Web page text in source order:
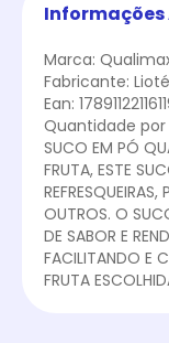
Marca:
Fabricante:
Ean:
Quantidade por
SUCO EM PÓ
FRUTA, ESTE
OUTROS. O
DE SABOR E
FACILITANDO E
FRUTA